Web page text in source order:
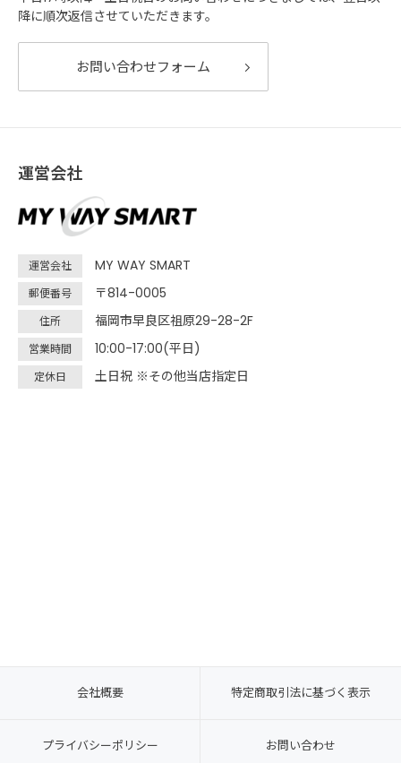
降に順次返信させていただきます。
お問い合わせフォーム
運営会社
運営会社 MY WAY SMART
郵便番号 〒814-0005
住所 福岡市早良区祖原29-28-2F
営業時間 10:00-17:00(平日)
定休日 土日祝 ※その他当店指定日
会社概要 特定商取引法に基づく表示
プライバシーポリシー お問い合わせ